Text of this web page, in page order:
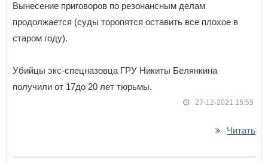
Вынесение приговоров по резонансным делам
продолжается (суды торопятся оставить все плохое в
старом году).
Убийцы экс-спецназовца ГРУ Никиты Белянкина
получили от 17до 20 лет тюрьмы.
27-12-2021 15:59
Читать